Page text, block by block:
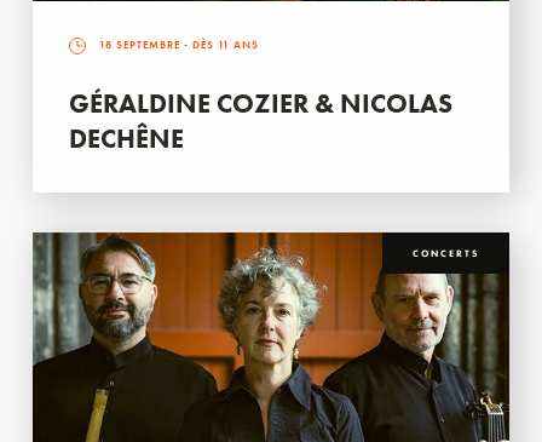
18 SEPTEMBRE - DÈS 11 ANS
GÉRALDINE COZIER & NICOLAS
DECHÊNE
CONCERTS